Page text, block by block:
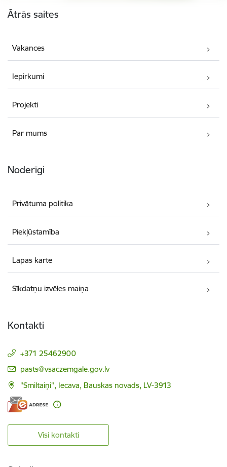
Ātrās saites
Vakances
Iepirkumi
Projekti
Par mums
Noderīgi
Privātuma politika
Piekļūstamība
Lapas karte
Sīkdatņu izvēles maiņa
Kontakti
+371 25462900
E-pasts:
pasts@vsaczemgale.gov.lv
"Smiltaiņi", Iecava, Bauskas novads, LV-3913
Visi kontakti